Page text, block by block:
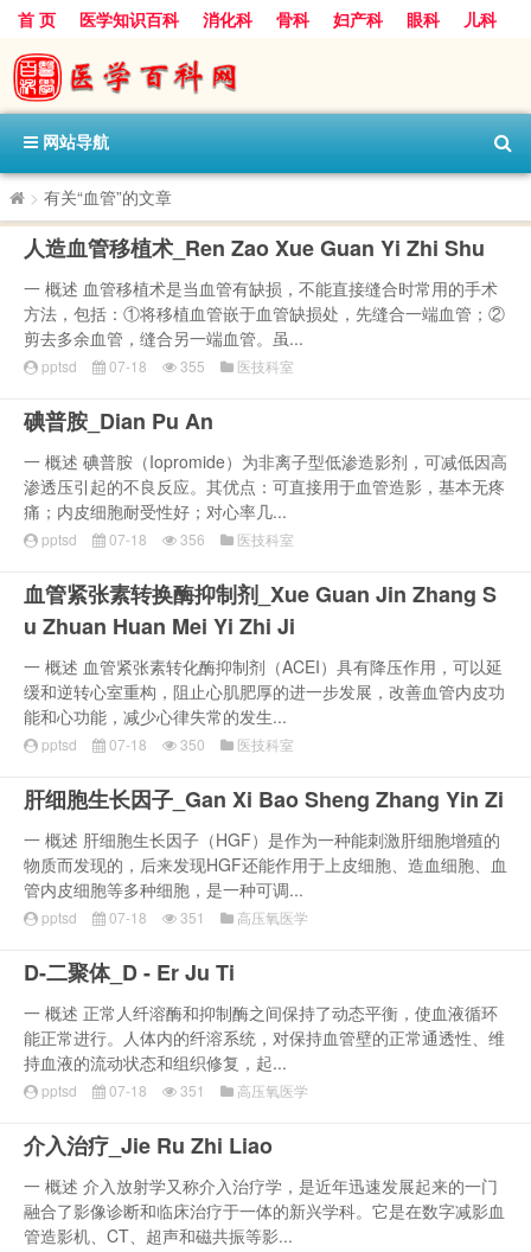
首 页 医学知识百科 消化科 骨科 妇产科 眼科
儿科
心血管病科
呼吸科 神经科
内分泌科
口腔科
网站导航
> 有关“血管”的文章
人造血管移植术_Ren Zao Xue Guan Yi Zhi Shu
一 概述 血管移植术是当血管有缺损，不能直接缝合时常用的手术
方法，包括：①将移植血管嵌于血管缺损处，先缝合一端血管；②
剪去多余血管，缝合另一端血管。虽...
pptsd 07-18 355 医技科室
碘普胺_Dian Pu An
一 概述 碘普胺（Iopromide）为非离子型低渗造影剂，可减低因高
渗透压引起的不良反应。其优点：可直接用于血管造影，基本无疼
痛；内皮细胞耐受性好；对心率几...
pptsd 07-18 356 医技科室
血管紧张素转换酶抑制剂_Xue Guan Jin Zhang S
u Zhuan Huan Mei Yi Zhi Ji
一 概述 血管紧张素转化酶抑制剂（ACEI）具有降压作用，可以延
缓和逆转心室重构，阻止心肌肥厚的进一步发展，改善血管内皮功
能和心功能，减少心律失常的发生...
pptsd 07-18 350 医技科室
肝细胞生长因子_Gan Xi Bao Sheng Zhang Yin Zi
一 概述 肝细胞生长因子（HGF）是作为一种能刺激肝细胞增殖的
物质而发现的，后来发现HGF还能作用于上皮细胞、造血细胞、血
管内皮细胞等多种细胞，是一种可调...
pptsd 07-18 351 高压氧医学
D-二聚体_D - Er Ju Ti
一 概述 正常人纤溶酶和抑制酶之间保持了动态平衡，使血液循环
能正常进行。人体内的纤溶系统，对保持血管壁的正常通透性、维
持血液的流动状态和组织修复，起...
pptsd 07-18 351 高压氧医学
介入治疗_Jie Ru Zhi Liao
一 概述 介入放射学又称介入治疗学，是近年迅速发展起来的一门
融合了影像诊断和临床治疗于一体的新兴学科。它是在数字减影血
管造影机、CT、超声和磁共振等影...